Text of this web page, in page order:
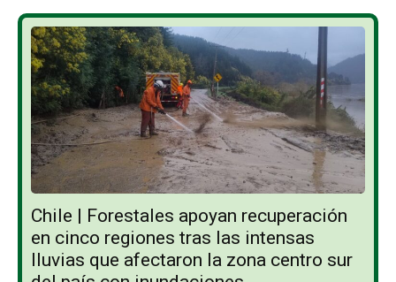
Chile | Forestales apoyan recuperación
en cinco regiones tras las intensas
lluvias que afectaron la zona centro sur